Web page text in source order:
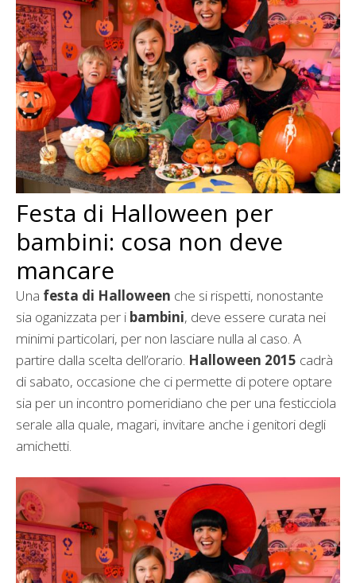
Festa di Halloween per
bambini: cosa non deve
mancare
Una festa di Halloween che si rispetti, nonostante
sia oganizzata per i bambini, deve essere curata nei
minimi particolari, per non lasciare nulla al caso. A
partire dalla scelta dell’orario. Halloween 2015 cadrà
di sabato, occasione che ci permette di potere optare
sia per un incontro pomeridiano che per una festicciola
serale alla quale, magari, invitare anche i genitori degli
amichetti.